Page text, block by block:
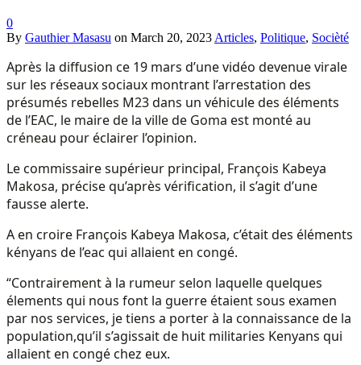
0
By Gauthier Masasu on March 20, 2023 Articles, Politique, Socièté
Après la diffusion ce 19 mars d’une vidéo devenue virale
sur les réseaux sociaux montrant l’arrestation des
présumés rebelles M23 dans un véhicule des éléments
de l’EAC, le maire de la ville de Goma est monté au
créneau pour éclairer l’opinion.
Le commissaire supérieur principal, François Kabeya
Makosa, précise qu’après vérification, il s’agit d’une
fausse alerte.
A en croire François Kabeya Makosa, c’était des éléments
kényans de l’eac qui allaient en congé.
“Contrairement à la rumeur selon laquelle quelques
élements qui nous font la guerre étaient sous examen
par nos services, je tiens a porter à la connaissance de la
population,qu’il s’agissait de huit militaries Kenyans qui
allaient en congé chez eux.